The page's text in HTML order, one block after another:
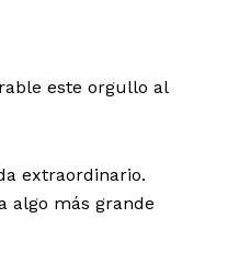
este orgullo al
extraordinario.
algo más grande